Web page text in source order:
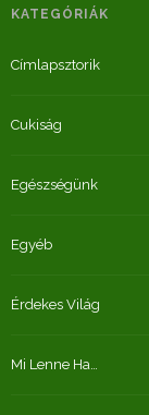
KATEGÓRIÁK
Címlapsztorik
Cukiság
Egészségünk
Egyéb
Érdekes Világ
Mi Lenne Ha…